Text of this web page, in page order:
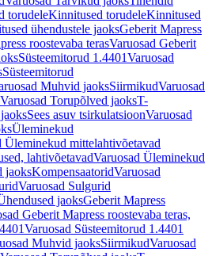
torudeleKinnitused torudeleKinnitused
ühendustele jaoksGeberit Mapress
roostevaba terasVaruosad Geberit
Süsteemitorud 1.4401Varuosad
Süsteemitorud
Muhvid jaoksSiirmikudVaruosad
Varuosad Torupõlved jaoksT-
Sees asuv tsirkulatsioonVaruosad
Üleminekud
Üleminekud mittelahtivõetavad
lahtivõetavadVaruosad Üleminekud
jaoksKompensaatoridVaruosad
Varuosad Sulgurid
jaoksGeberit Mapress
Geberit Mapress roostevaba teras,
Varuosad Süsteemitorud 1.4401
Muhvid jaoksSiirmikudVaruosad